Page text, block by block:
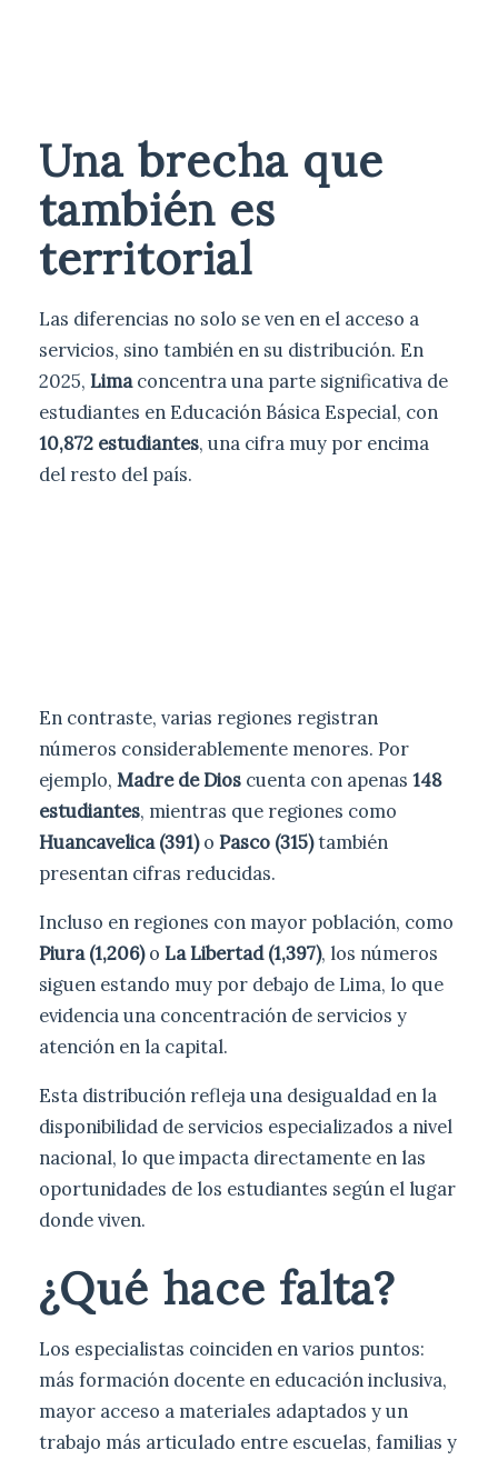
Una brecha que
también es
territorial
Las diferencias no solo se ven en el acceso a
servicios, sino también en su distribución. En
2025, Limaconcentra una parte significativa de
estudiantes en Educación Básica Especial, con
10,872 estudiantes, una cifra muy por encima
del resto del país.
En contraste, varias regiones registran
números considerablemente menores. Por
ejemplo, Madre de Dios cuenta con apenas 148
estudiantes, mientras que regiones como
Huancavelica (391)o Pasco (315)también
presentan cifras reducidas.
Incluso en regiones con mayor población, como
Piura (1,206)o La Libertad (1,397), los números
siguen estando muy por debajo de Lima, lo que
evidencia una concentración de servicios y
atención en la capital.
Esta distribución refleja una desigualdad en la
disponibilidad de servicios especializados a nivel
nacional, lo que impacta directamente en las
oportunidades de los estudiantes según el lugar
donde viven.
¿Qué hace falta?
Los especialistas coinciden en varios puntos:
más formación docente en educación inclusiva,
mayor acceso a materiales adaptados y un
trabajo más articulado entre escuelas, familias y